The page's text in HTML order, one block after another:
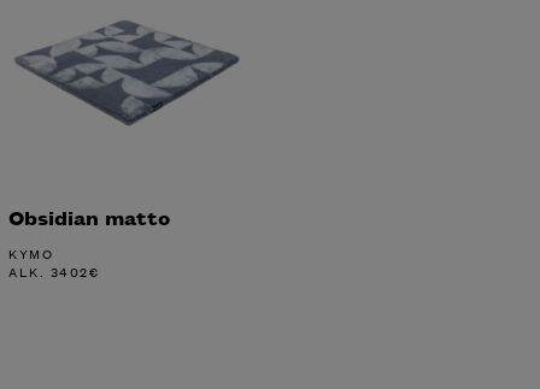
Obsidian matto
KYMO
ALK. 3402€